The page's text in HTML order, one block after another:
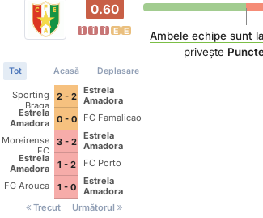
0.60
Î Î Î E E
Tot Acasă Deplasare
Sporting
Braga
2 - 2
Estrela
Amadora
Estrela
Amadora
0 - 0
FC Famalicao
Moreirense
FC
3 - 2
Estrela
Amadora
Estrela
Amadora
1 - 2
FC Porto
FC Arouca
1 - 0
Estrela
Amadora
Trecut
Următorul
Ambele echipe sunt
privește